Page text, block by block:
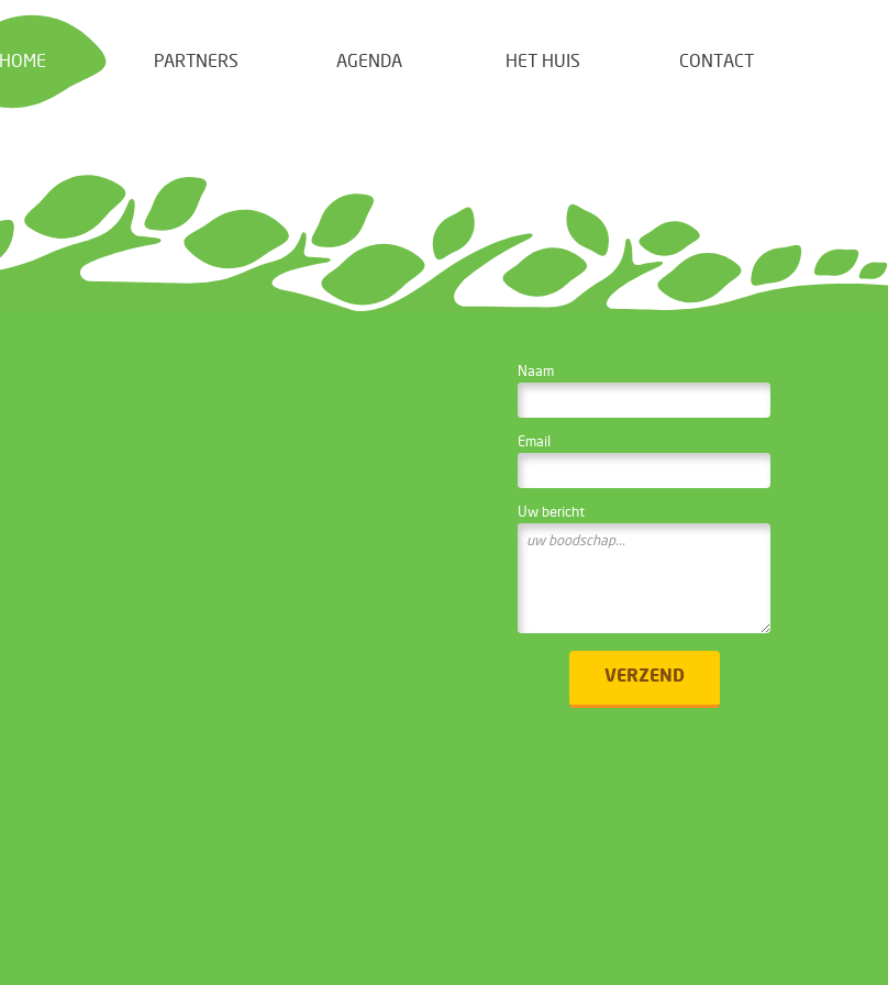
HOME PARTNERS AGENDA HET HUIS CONTACT
WEBSITE BEHEERDER
Naam
Email
Uw bericht
VERZEND